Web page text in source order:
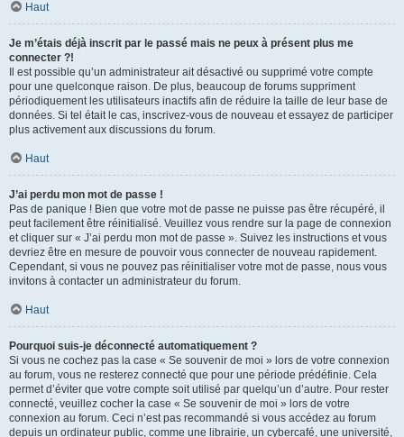
Haut
Je m’étais déjà inscrit par le passé mais ne peux à présent plus me
connecter ?!
Il est possible qu’un administrateur ait désactivé ou supprimé votre compte
pour une quelconque raison. De plus, beaucoup de forums suppriment
périodiquement les utilisateurs inactifs afin de réduire la taille de leur base de
données. Si tel était le cas, inscrivez-vous de nouveau et essayez de participer
plus activement aux discussions du forum.
Haut
J’ai perdu mon mot de passe !
Pas de panique ! Bien que votre mot de passe ne puisse pas être récupéré, il
peut facilement être réinitialisé. Veuillez vous rendre sur la page de connexion
et cliquer sur « J’ai perdu mon mot de passe ». Suivez les instructions et vous
devriez être en mesure de pouvoir vous connecter de nouveau rapidement.
Cependant, si vous ne pouvez pas réinitialiser votre mot de passe, nous vous
invitons à contacter un administrateur du forum.
Haut
Pourquoi suis-je déconnecté automatiquement ?
Si vous ne cochez pas la case « Se souvenir de moi » lors de votre connexion
au forum, vous ne resterez connecté que pour une période prédéfinie. Cela
permet d’éviter que votre compte soit utilisé par quelqu’un d’autre. Pour rester
connecté, veuillez cocher la case « Se souvenir de moi » lors de votre
connexion au forum. Ceci n’est pas recommandé si vous accédez au forum
depuis un ordinateur public, comme une librairie, un cybercafé, une université,